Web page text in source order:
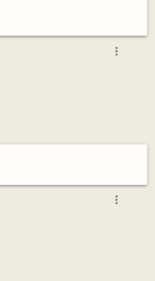
more_vert
more_vert